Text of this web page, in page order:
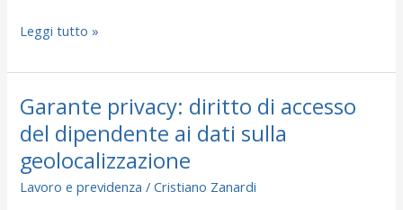
presenze
Leggi tutto »
Garante privacy: diritto di accesso
del dipendente ai dati sulla
geolocalizzazione
Lavoro e previdenza /Cristiano Zanardi
Garante
privacy:
diritto
di
accesso